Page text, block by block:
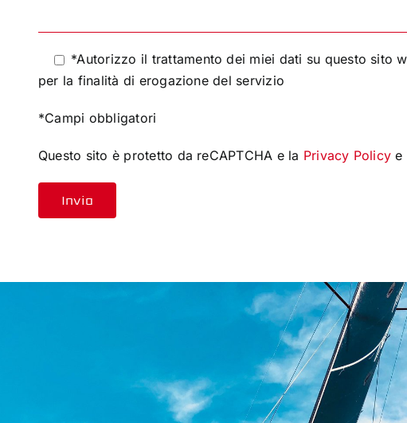
*Autorizzo il trattamento dei miei dati su questo sito
per la finalità di erogazione del servizio
*Campi obbligatori
Questo sito è protetto da reCAPTCHA e la Privacy Policy e